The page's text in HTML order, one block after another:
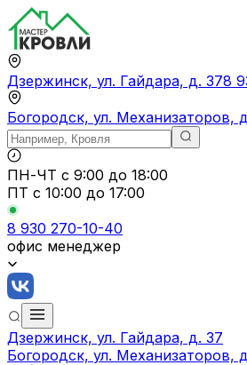
Дзержинск, ул. Гайдара, д. 378
Богородск, ул. Механизаторов,
ПН-ЧТ с 9:00 до 18:00
ПТ с 10:00 до 17:00
8 930 270-10-40
офис менеджер
Дзержинск, ул. Гайдара, д. 37
Богородск, ул. Механизаторов,